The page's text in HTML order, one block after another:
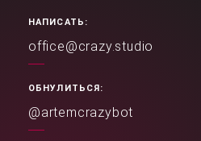
НАПИСАТЬ:
office@crazy.studio
ОБНУЛИТЬСЯ:
@artemcrazybot